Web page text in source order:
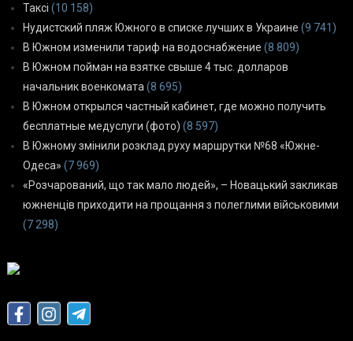
Таксі (10 158)
Нудистский пляж Южного в списке лучших в Украине (9 741)
В Южном изменили тариф на водоснабжение (8 809)
В Южном пойман на взятке свыше 4 тыс. долларов
начальник военкомата (8 695)
В Южном открылся частный кабинет, где можно получить
бесплатные медуслуги (фото) (8 597)
В Южному змінили розклад руху маршрутки №68 «Южне-
Одеса» (7 969)
«Розчарований, що так мало людей», – Новацький закликав
южненців приходити на прощання з полеглими військовими
(7 298)